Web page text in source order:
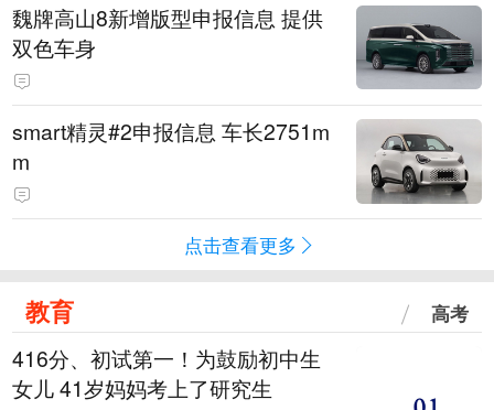
魏牌高山8新增版型申报信息 提供
双色车身
smart精灵#2申报信息 车长2751m
m
点击查看更多
教育 高考
416分、初试第一！为鼓励初中生
女儿 41岁妈妈考上了研究生